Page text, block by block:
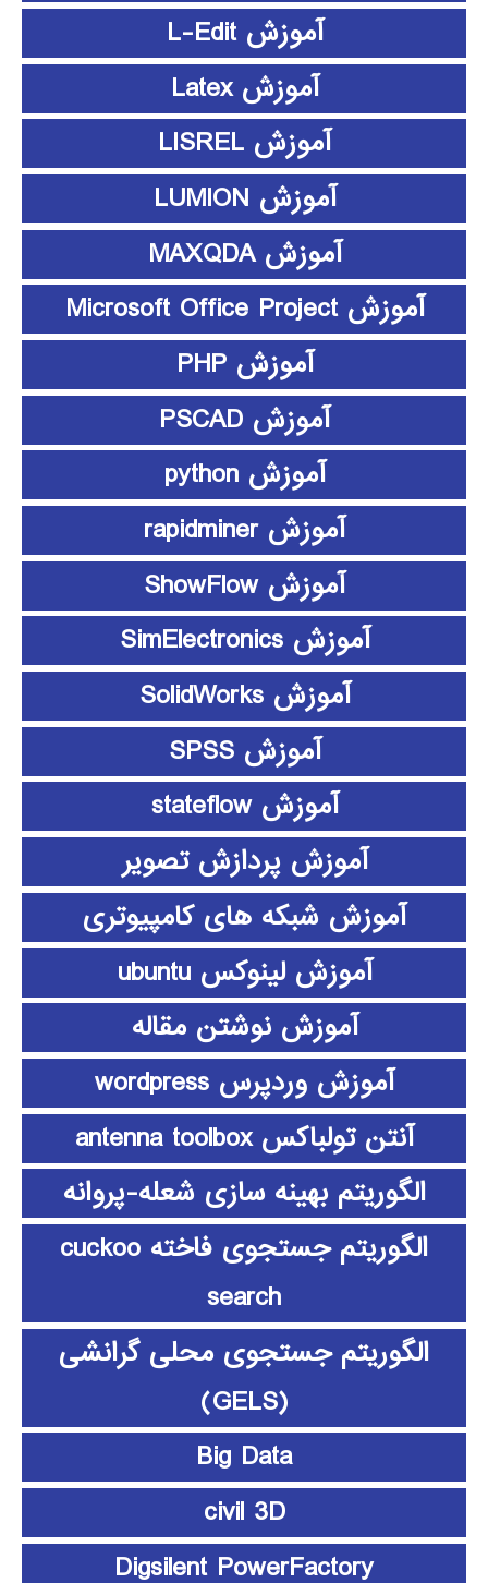
آموزش L-Edit
آموزش Latex
آموزش LISREL
آموزش LUMION
آموزش MAXQDA
آموزش Microsoft Office Project
آموزش PHP
آموزش PSCAD
آموزش python
آموزش rapidminer
آموزش ShowFlow
آموزش SimElectronics
آموزش SolidWorks
آموزش SPSS
آموزش stateflow
آموزش پردازش تصویر
آموزش شبکه های کامپیوتری
آموزش لینوکس ubuntu
آموزش نوشتن مقاله
آموزش وردپرس wordpress
آنتن تولباکس antenna toolbox
الگوریتم بهینه سازی شعله-پروانه
الگوریتم جستجوی فاخته cuckoo
search
الگوریتم جستجوی محلی گرانشی
(GELS)
Big Data
civil 3D
Digsilent PowerFactory